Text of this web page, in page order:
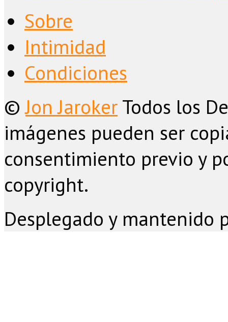
Sobre
Intimidad
Condiciones
©Jon JarokerTodos los
imágenes pueden ser
consentimiento previo y
copyright.
Desplegado y mantenido